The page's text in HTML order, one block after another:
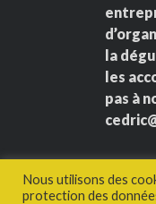
la
les
pas à
Nous utilisons des
protection des